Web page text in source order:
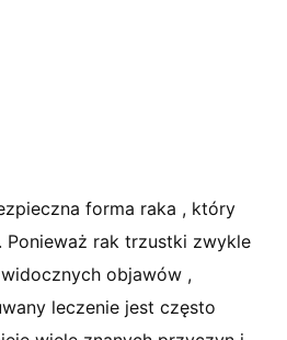
forma raka , który
rak trzustki zwykle
objawów ,
leczenie jest często